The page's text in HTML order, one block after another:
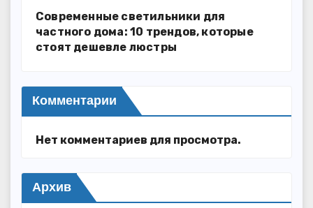
Современные светильники для
частного дома: 10 трендов, которые
стоят дешевле люстры
Комментарии
Нет комментариев для просмотра.
Архив